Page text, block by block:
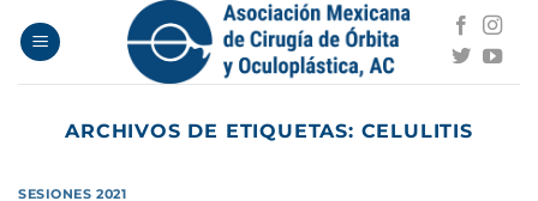
ARCHIVOS DE ETIQUETAS: CELULITIS
SESIONES 2021